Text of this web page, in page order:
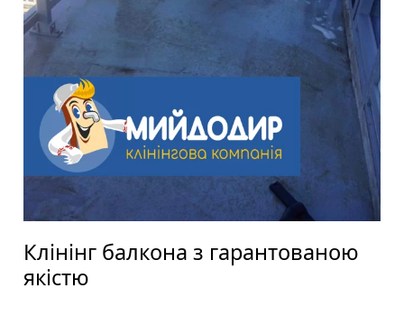
Клінінг балкона з гарантованою
якістю